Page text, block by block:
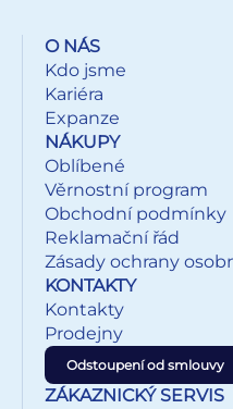
O NÁS
Kdo jsme
Kariéra
Expanze
NÁKUPY
Oblíbené
Věrnostní program
Obchodní podmínky
Reklamační řád
Zásady ochrany
KONTAKTY
Kontakty
Prodejny
Odstoupení od smlouvy
ZÁKAZNICKÝ SERVIS